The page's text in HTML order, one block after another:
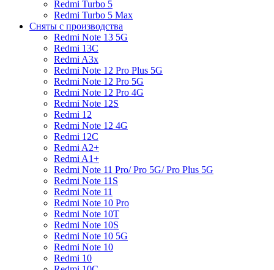
Redmi Turbo 5
Redmi Turbo 5 Max
Сняты с производства
Redmi Note 13 5G
Redmi 13C
Redmi A3x
Redmi Note 12 Pro Plus 5G
Redmi Note 12 Pro 5G
Redmi Note 12 Pro 4G
Redmi Note 12S
Redmi 12
Redmi Note 12 4G
Redmi 12C
Redmi A2+
Redmi A1+
Redmi Note 11 Pro/ Pro 5G/ Pro Plus 5G
Redmi Note 11S
Redmi Note 11
Redmi Note 10 Pro
Redmi Note 10T
Redmi Note 10S
Redmi Note 10 5G
Redmi Note 10
Redmi 10